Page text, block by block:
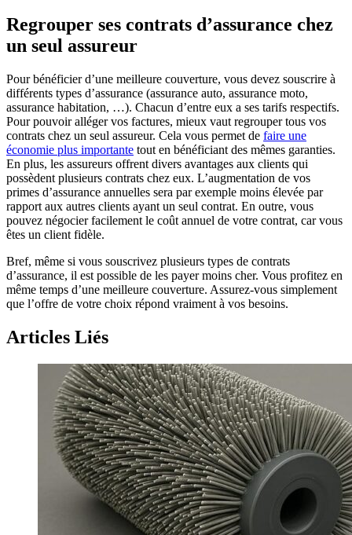
Regrouper ses contrats d’assurance chez
un seul assureur
Pour bénéficier d’une meilleure couverture, vous devez souscrire à
différents types d’assurance (assurance auto, assurance moto,
assurance habitation, …). Chacun d’entre eux a ses tarifs respectifs.
Pour pouvoir alléger vos factures, mieux vaut regrouper tous vos
contrats chez un seul assureur. Cela vous permet de faire une
économie plus importante tout en bénéficiant des mêmes garanties.
En plus, les assureurs offrent divers avantages aux clients qui
possèdent plusieurs contrats chez eux. L’augmentation de vos
primes d’assurance annuelles sera par exemple moins élevée par
rapport aux autres clients ayant un seul contrat. En outre, vous
pouvez négocier facilement le coût annuel de votre contrat, car vous
êtes un client fidèle.
Bref, même si vous souscrivez plusieurs types de contrats
d’assurance, il est possible de les payer moins cher. Vous profitez en
même temps d’une meilleure couverture. Assurez-vous simplement
que l’offre de votre choix répond vraiment à vos besoins.
Articles Liés